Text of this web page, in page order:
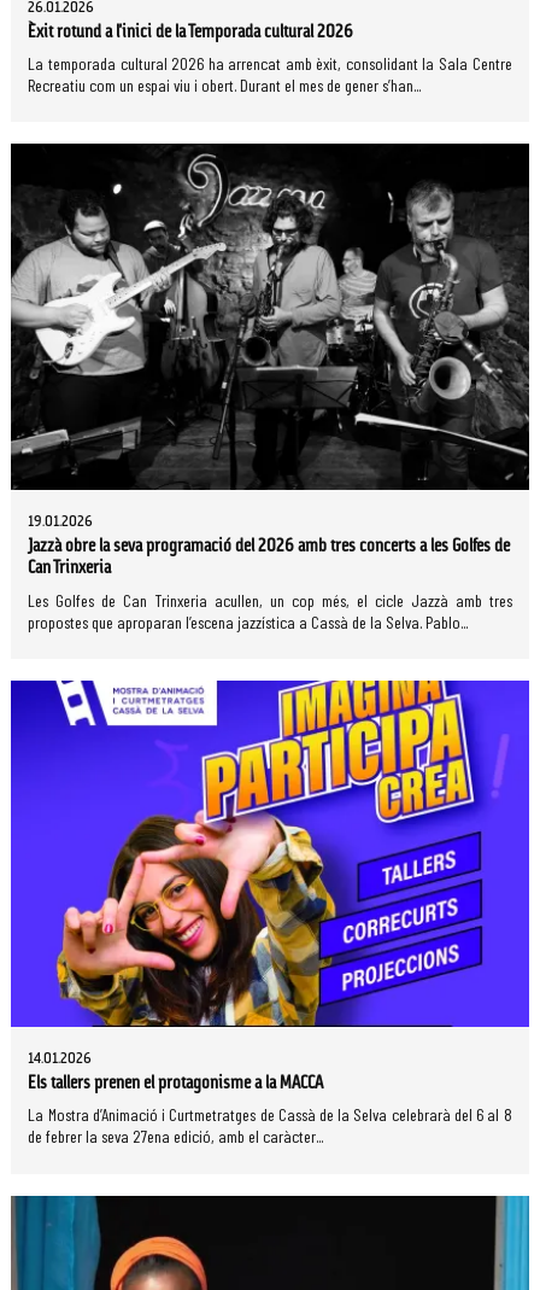
26.01.2026
Èxit rotund a l'inici de la Temporada cultural 2026
La temporada cultural 2026 ha arrencat amb èxit, consolidant la Sala Centre
Recreatiu com un espai viu i obert. Durant el mes de gener s’han...
19.01.2026
Jazzà obre la seva programació del 2026 amb tres concerts a les Golfes de
Can Trinxeria
Les Golfes de Can Trinxeria acullen, un cop més, el cicle Jazzà amb tres
propostes que aproparan l’escena jazzística a Cassà de la Selva. Pablo...
14.01.2026
Els tallers prenen el protagonisme a la MACCA
La Mostra d’Animació i Curtmetratges de Cassà de la Selva celebrarà del 6 al 8
de febrer la seva 27ena edició, amb el caràcter...